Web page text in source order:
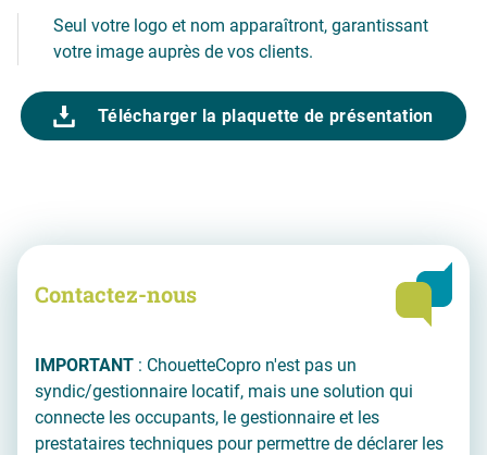
Seul votre logo et nom apparaîtront, garantissant
votre image auprès de vos clients.
Télécharger la plaquette de présentation
Contactez-nous
IMPORTANT : ChouetteCopro n'est pas un
syndic/gestionnaire locatif, mais une solution qui
connecte les occupants, le gestionnaire et les
prestataires techniques pour permettre de déclarer les